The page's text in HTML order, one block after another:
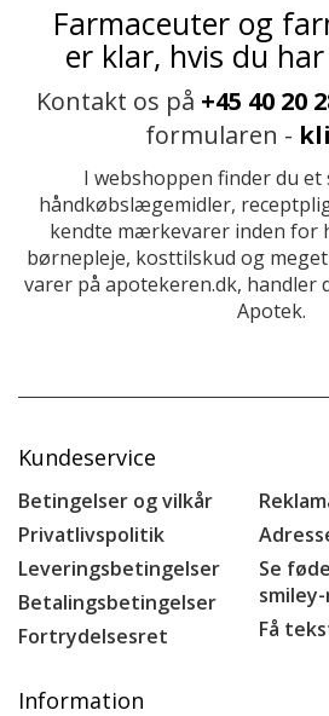
Farmaceuter og
er klar, hvis du
Kontakt os på +45 40 20
formularen -
I webshoppen finder du
håndkøbslægemidler,
kendte mærkevarer inden for
børnepleje, kosttilskud og
varer på apotekeren.dk, handler
Apotek.
Kundeservice
Betingelser og vilkår
Privatlivspolitik
Leveringsbetingelser
Betalingsbetingelser
Fortrydelsesret
Se
Få
Information